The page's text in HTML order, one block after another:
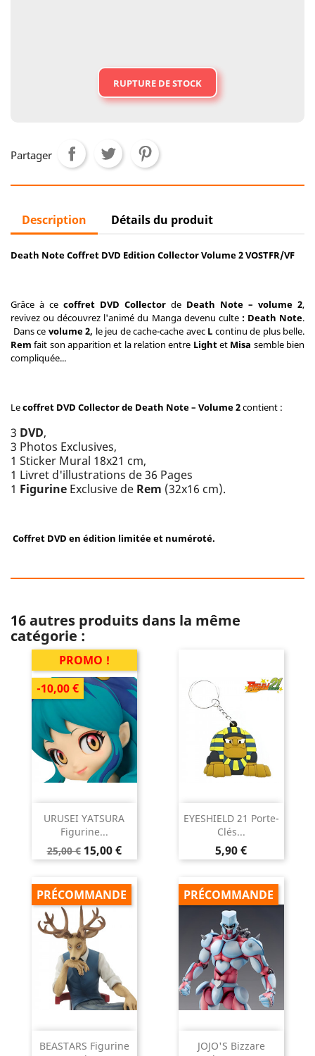
RUPTURE DE STOCK
Partager
Description Détails du produit
Death Note Coffret DVD Edition Collector Volume 2VOSTFR/VF
Grâce à ce coffret DVD Collector de Death Note – volume 2,
revivez ou découvrez l'animé du Manga devenu culte : Death Note.
Dans ce volume 2, le jeu de cache-cache avec L continu de plus belle.
Rem fait son apparition et la relation entre Lightet Misa semble bien
compliquée...
Lecoffret DVD Collector de Death Note – Volume 2contient :
3 DVD,
3 Photos Exclusives,
1 Sticker Mural 18x21 cm,
1 Livret d'illustrations de 36 Pages
1 Figurine Exclusive de Rem (32x16 cm).
Coffret DVD en édition limitée et numéroté.
16 autres produits dans la même
catégorie :
URUSEI YATSURA
Figurine...
Prix
de
25,00 € Prix
15,00 €
PROMO !
-10,00 €
EYESHIELD 21 Porte-
Clés...
Prix
5,90 €
BEASTARS Figurine
PRÉCOMMANDE
JOJO'S Bizzare
PRÉCOMMANDE